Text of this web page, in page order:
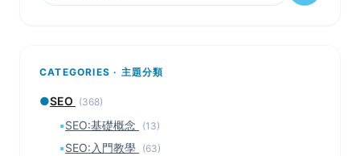
CATEGORIES · 主題分類
●SEO (368)
▪SEO:基礎概念 (13)
▪SEO:入門教學 (63)